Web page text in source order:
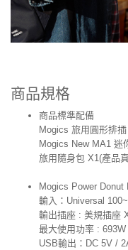
商品規格
商品標準配備
Mogics 旅用圓形排
Mogics New MA1 迷
旅用隨身包 X1(產品
Mogics Power
輸入：Universal
輸出插座 : 美規插座
最大使用功率 : 693W
USB輸出：DC 5V /